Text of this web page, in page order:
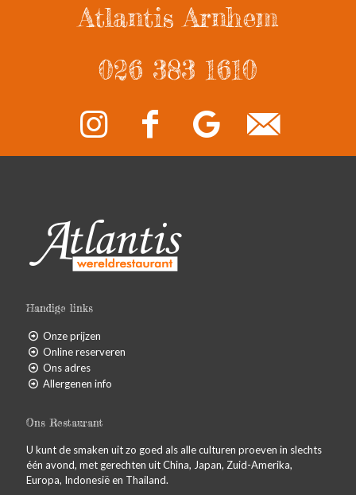
Atlantis Arnhem
026 383 1610
Handige links
Onze prijzen
Online reserveren
Ons adres
Allergenen info
Ons Restaurant
U kunt de smaken uit zo goed als alle culturen proeven in slechts
één avond, met gerechten uit China, Japan, Zuid-Amerika,
Europa, Indonesië en Thailand.